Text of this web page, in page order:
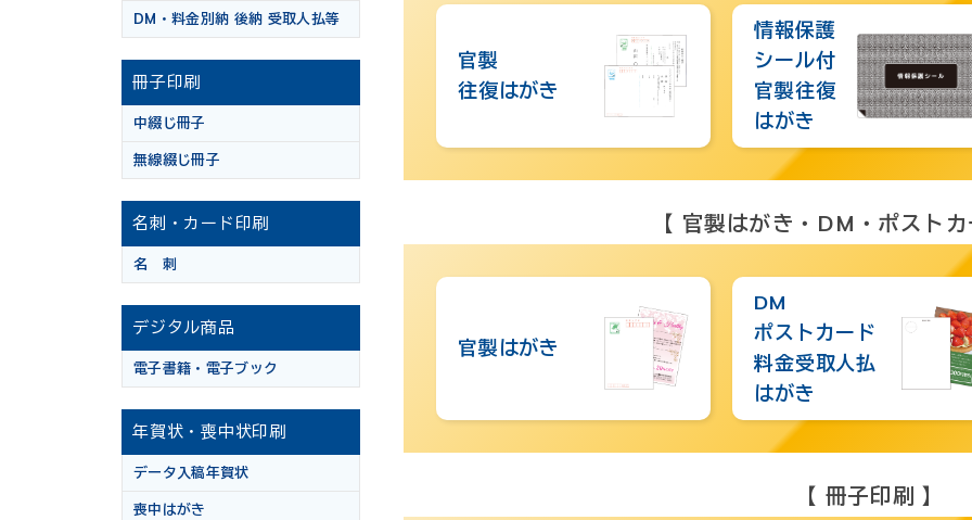
DM・料金別納 後納 受取人払等
冊子印刷
中綴じ冊子
無線綴じ冊子
名刺・カード印刷
名 刺
デジタル商品
電子書籍・電子ブック
年賀状・喪中状印刷
データ入稿年賀状
喪中はがき
官製
往復はがき
情報保護
シール付
官製往復
はがき
【 官製はがき・DM・ポスト
官製はがき
DM
ポストカード
料金受取人払
はがき
【 冊子印刷 】